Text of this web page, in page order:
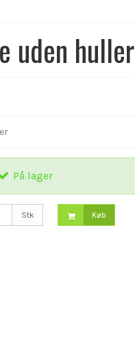
uden huller
På lager
Stk Køb